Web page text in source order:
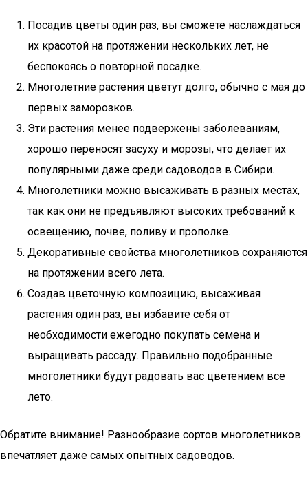
Посадив цветы один раз, вы сможете наслаждаться
их красотой на протяжении нескольких лет, не
беспокоясь о повторной посадке.
Многолетние растения цветут долго, обычно с мая до
первых заморозков.
Эти растения менее подвержены заболеваниям,
хорошо переносят засуху и морозы, что делает их
популярными даже среди садоводов в Сибири.
Многолетники можно высаживать в разных местах,
так как они не предъявляют высоких требований к
освещению, почве, поливу и прополке.
Декоративные свойства многолетников сохраняются
на протяжении всего лета.
Создав цветочную композицию, высаживая
растения один раз, вы избавите себя от
необходимости ежегодно покупать семена и
выращивать рассаду. Правильно подобранные
многолетники будут радовать вас цветением все
лето.
Обратите внимание! Разнообразие сортов многолетников
впечатляет даже самых опытных садоводов.